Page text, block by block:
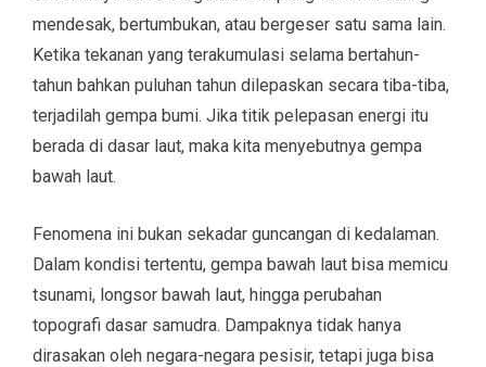
mendesak, bertumbukan, atau bergeser satu sama lain.
Ketika tekanan yang terakumulasi selama bertahun-
tahun bahkan puluhan tahun dilepaskan secara tiba-tiba,
terjadilah gempa bumi. Jika titik pelepasan energi itu
berada di dasar laut, maka kita menyebutnya gempa
bawah laut.
Fenomena ini bukan sekadar guncangan di kedalaman.
Dalam kondisi tertentu, gempa bawah laut bisa memicu
tsunami, longsor bawah laut, hingga perubahan
topografi dasar samudra. Dampaknya tidak hanya
dirasakan oleh negara-negara pesisir, tetapi juga bisa